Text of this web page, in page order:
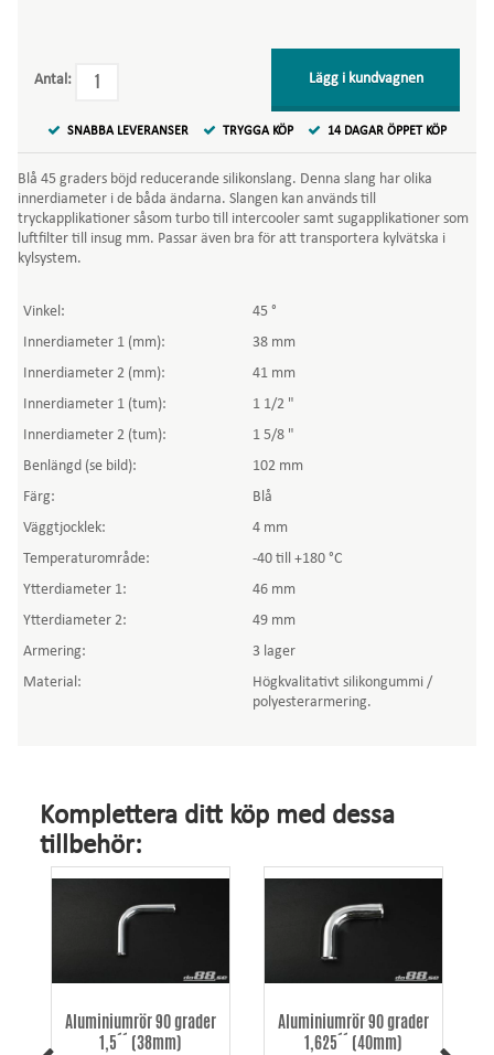
Antal: Lägg i kundvagnen
SNABBA LEVERANSER TRYGGA KÖP 14 DAGAR ÖPPET KÖP
Blå 45 graders böjd reducerande silikonslang. Denna slang har olika
innerdiameter i de båda ändarna. Slangen kan används till
tryckapplikationer såsom turbo till intercooler samt sugapplikationer som
luftfilter till insug mm. Passar även bra för att transportera kylvätska i
kylsystem.
Vinkel:
45 °
Innerdiameter 1 (mm):
38 mm
Innerdiameter 2 (mm):
41 mm
Innerdiameter 1 (tum):
1 1/2 "
Innerdiameter 2 (tum):
1 5/8 "
Benlängd (se bild):
102 mm
Färg:
Blå
Väggtjocklek:
4 mm
Temperaturområde:
-40 till +180 °C
Ytterdiameter 1:
46 mm
Ytterdiameter 2:
49 mm
Armering:
3 lager
Material:
Högkvalitativt silikongummi /
polyesterarmering.
Komplettera ditt köp med dessa
tillbehör:
Aluminiumrör 90 grader
1,5´´ (38mm)
Aluminiumrör 90 grader
1,625´´ (40mm)